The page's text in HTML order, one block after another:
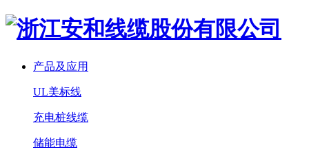
产品及应用
UL美标线
充电桩线缆
储能电缆